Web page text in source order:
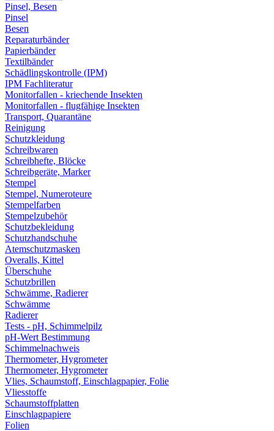
Pinsel, Besen
Pinsel
Besen
Reparaturbänder
Papierbänder
Textilbänder
Schädlingskontrolle (IPM)
IPM Fachliteratur
Monitorfallen - kriechende Insekten
Monitorfallen - flugfähige Insekten
Transport, Quarantäne
Reinigung
Schutzkleidung
Schreibwaren
Schreibhefte, Blöcke
Schreibgeräte, Marker
Stempel
Stempel, Numeroteure
Stempelfarben
Stempelzubehör
Schutzbekleidung
Schutzhandschuhe
Atemschutzmasken
Overalls, Kittel
Überschuhe
Schutzbrillen
Schwämme, Radierer
Schwämme
Radierer
Tests - pH, Schimmelpilz
pH-Wert Bestimmung
Schimmelnachweis
Thermometer, Hygrometer
Thermometer, Hygrometer
Vlies, Schaumstoff, Einschlagpapier, Folie
Vliesstoffe
Schaumstoffplatten
Einschlagpapiere
Folien